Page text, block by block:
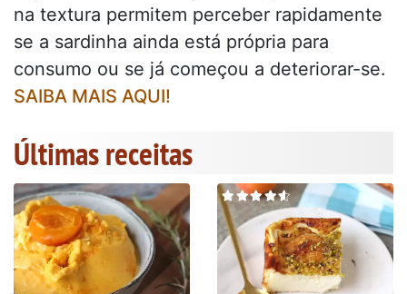
na textura permitem perceber rapidamente
se a sardinha ainda está própria para
consumo ou se já começou a deteriorar-se.
SAIBA MAIS AQUI!
Últimas receitas